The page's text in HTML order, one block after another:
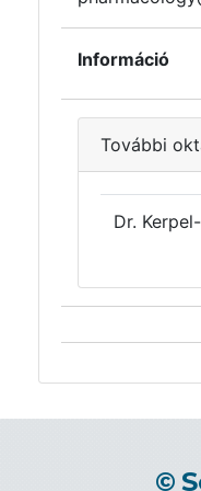
Információ
További
Dr.
©